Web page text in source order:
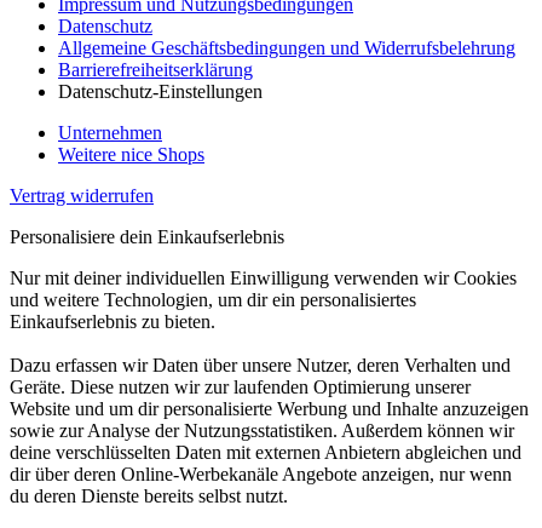
Impressum und Nutzungsbedingungen
Datenschutz
Allgemeine Geschäftsbedingungen und Widerrufsbelehrung
Barrierefreiheitserklärung
Datenschutz-Einstellungen
Unternehmen
Weitere nice Shops
Vertrag widerrufen
Personalisiere dein Einkaufserlebnis
Nur mit deiner individuellen Einwilligung verwenden wir Cookies
und weitere Technologien, um dir ein personalisiertes
Einkaufserlebnis zu bieten.
Dazu erfassen wir Daten über unsere Nutzer, deren Verhalten und
Geräte. Diese nutzen wir zur laufenden Optimierung unserer
Website und um dir personalisierte Werbung und Inhalte anzuzeigen
sowie zur Analyse der Nutzungsstatistiken. Außerdem können wir
deine verschlüsselten Daten mit externen Anbietern abgleichen und
dir über deren Online-Werbekanäle Angebote anzeigen, nur wenn
du deren Dienste bereits selbst nutzt.